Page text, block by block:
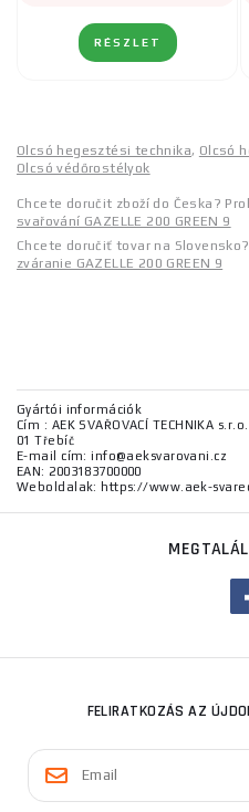
RÉSZLET
Olcsó hegesztési technika, Olcsó
Olcsó védőrostélyok
Chcete doručit zboží do Česka?
svařování GAZELLE 200 GREEN 9
Chcete doručiť tovar na
zváranie GAZELLE 200 GREEN 9
Gyártói információk
Cím : AEK SVAŘOVACÍ TECHNIKA
01 Třebíč
E-mail cím: info@aeksvarovani.cz
EAN: 2003183700000
Weboldalak: https://www.aek-
FELIRATKOZÁS AZ